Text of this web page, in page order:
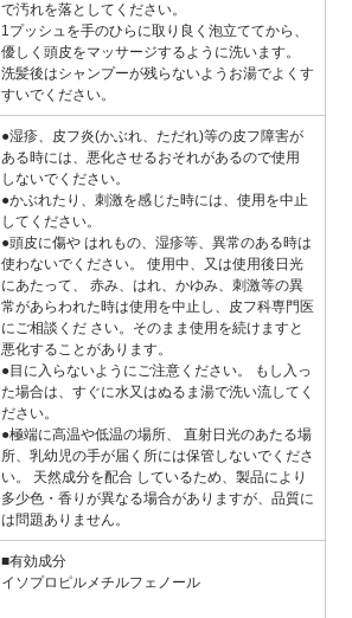
で汚れを落としてください。
1プッシュを手のひらに取り良く泡立ててから、
優しく頭皮をマッサージするように洗います。
洗髪後はシャンプーが残らないようお湯でよくす
すいでください。
●湿疹、皮フ炎(かぶれ、ただれ)等の皮フ障害が
ある時には、悪化させるおそれがあるので使用
しないでください。
●かぶれたり、刺激を感じた時には、使用を中止
してください。
●頭皮に傷や はれもの、湿疹等、異常のある時は
使わないでください。 使用中、又は使用後日光
にあたって、 赤み、はれ、かゆみ、刺激等の異
常があらわれた時は使用を中止し、皮フ科専門医
にご相談くだ さい。そのまま使用を続けますと
悪化することがあります。
●目に入らないようにご注意ください。 もし入っ
た場合は、すぐに水又はぬるま湯で洗い流してく
ださい。
●極端に高温や低温の場所、 直射日光のあたる場
所、乳幼児の手が届く所には保管しないでくださ
い。 天然成分を配合 しているため、製品により
多少色・香りが異なる場合がありますが、品質に
は問題ありません。
■有効成分
イソプロピルメチルフェノール